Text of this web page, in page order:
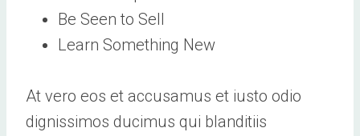
Be Seen to Sell
Learn Something New
At vero eos et accusamus et iusto odio
dignissimos ducimus qui blanditiis